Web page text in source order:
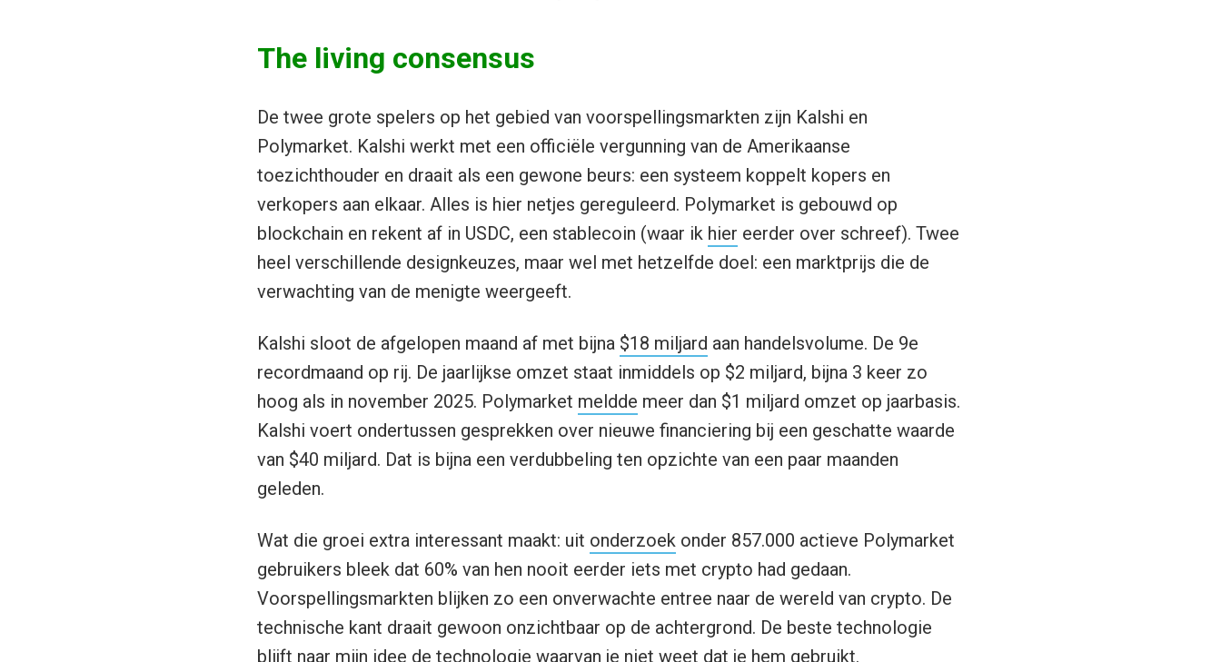
The living consensus
De twee grote spelers op het gebied van voorspellingsmarkten zijn Kalshi en
Polymarket. Kalshi werkt met een officiële vergunning van de Amerikaanse
toezichthouder en draait als een gewone beurs: een systeem koppelt kopers en
verkopers aan elkaar. Alles is hier netjes gereguleerd. Polymarket is gebouwd op
blockchain en rekent af in USDC, een stablecoin (waar ik hier eerder over schreef). Twee
heel verschillende designkeuzes, maar wel met hetzelfde doel: een marktprijs die de
verwachting van de menigte weergeeft.
Kalshi sloot de afgelopen maand af met bijna $18 miljard aan handelsvolume. De 9e
recordmaand op rij. De jaarlijkse omzet staat inmiddels op $2 miljard, bijna 3 keer zo
hoog als in november 2025. Polymarket meldde meer dan $1 miljard omzet op jaarbasis.
Kalshi voert ondertussen gesprekken over nieuwe financiering bij een geschatte waarde
van $40 miljard. Dat is bijna een verdubbeling ten opzichte van een paar maanden
geleden.
Wat die groei extra interessant maakt: uit onderzoekonder 857.000 actieve Polymarket
gebruikers bleek dat 60% van hen nooit eerder iets met crypto had gedaan.
Voorspellingsmarkten blijken zo een onverwachte entree naar de wereld van crypto. De
technische kant draait gewoon onzichtbaar op de achtergrond. De beste technologie
blijft naar mijn idee de technologie waarvan je niet weet dat je hem gebruikt.